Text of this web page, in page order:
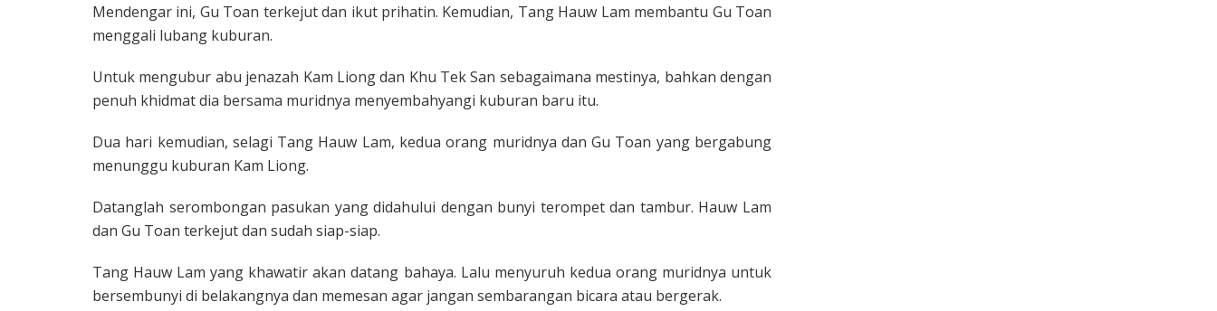
Mendengar ini, Gu Toan terkejut dan ikut prihatin. Kemudian, Tang Hauw Lam membantu Gu Toan
menggali lubang kuburan.
Untuk mengubur abu jenazah Kam Liong dan Khu Tek San sebagaimana mestinya, bahkan dengan
penuh khid­mat dia bersama muridnya menyembah­yangi kuburan baru itu.
Dua hari kemudian, selagi Tang Hauw Lam, kedua orang muridnya dan Gu Toan yang bergabung
menunggu kuburan Kam Liong.
Datanglah serombongan pasukan yang didahului dengan bunyi terompet dan tambur. Hauw Lam
dan Gu Toan terkejut dan sudah siap-siap.
Tang Hauw Lam yang khawatir akan datang bahaya. Lalu menyuruh kedua orang muridnya untuk
bersembunyi di belakangnya dan memesan agar jangan sembarangan bicara atau bergerak.